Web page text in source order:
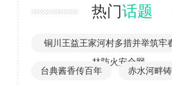
热门话题
铜川王益王家河村多措并举筑牢
林防火安全网
台典酱香传百年
赤水河畔